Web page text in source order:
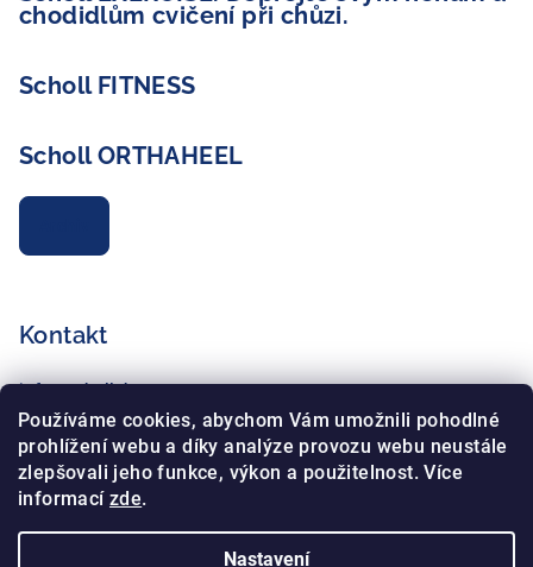
Používáme cookies, abychom Vám umožnili pohodlné
prohlížení webu a díky analýze provozu webu neustále
zlepšovali jeho funkce, výkon a použitelnost. Více
informacízde.
Nastavení
chodidlům cvičení při chůzi.
Scholl FITNESS
Scholl ORTHAHEEL
Kontakt
info@schollshop.cz
+420 725 172 135
+420 734 765 321